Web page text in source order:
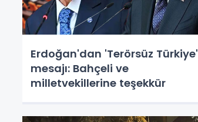
Erdoğan'dan 'Terörsüz Türkiye'
mesajı: Bahçeli ve
milletvekillerine teşekkür